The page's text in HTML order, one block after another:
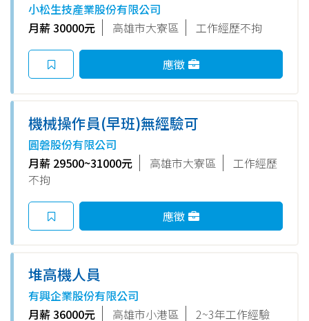
小松生技產業股份有限公司
月薪 30000元
高雄市大寮區 工作經歷不拘
應徵
機械操作員(早班)無經驗可
圓磐股份有限公司
月薪 29500~31000元
高雄市大寮區
工作經歷
不拘
應徵
堆高機人員
有興企業股份有限公司
月薪 36000元
高雄市小港區 2~3年工作經驗